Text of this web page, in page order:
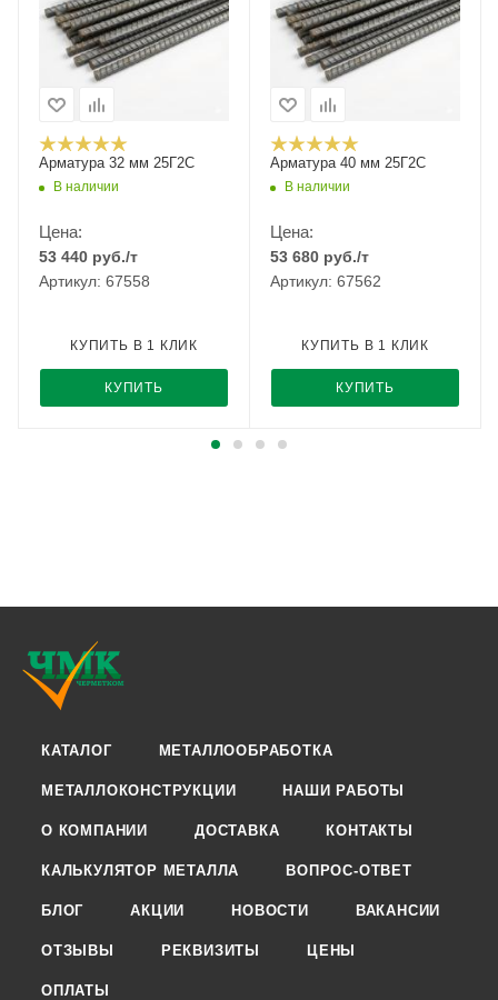
Арматура 32 мм 25Г2С
В наличии
Цена:
53 440 руб./т
Артикул: 67558
КУПИТЬ
КУПИТЬ В 1 КЛИК
Арматура 40 мм 25Г2С
В наличии
Цена:
53 680 руб./т
Артикул: 67562
КУПИТЬ
КУПИТЬ В 1 КЛИК
КАТАЛОГ МЕТАЛЛООБРАБОТКА
МЕТАЛЛОКОНСТРУКЦИИ НАШИ РАБОТЫ
О КОМПАНИИ ДОСТАВКА КОНТАКТЫ
КАЛЬКУЛЯТОР МЕТАЛЛА ВОПРОС-ОТВЕТ
БЛОГ АКЦИИ НОВОСТИ ВАКАНСИИ
ОТЗЫВЫ РЕКВИЗИТЫ ЦЕНЫ
ОПЛАТЫ